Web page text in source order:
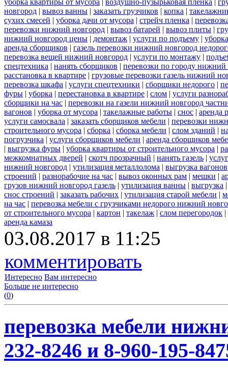
новгород | вывоз ванны | заказать грузчиков | копка |
сухих смесей | уборка дачи от мусора | стрейч пленка |
перевозки нижний новгород | вывоз батарей | вывоз плиты |
нижний новгород цены | демонтаж | услуги по подъему |
аренда сборщиков | газель перевозки нижний новгород
перевозка вещей нижний новгород | услуги по монтажу |
спецтехника | нанять сборщиков | перевозки по городу нижний
расстановка в квартире | грузовые перевозки газель нижний
перевозка шкафа | услуги спецтехники | сборщики недорого |
фуры | уборка | перестановка в квартире | слом | услуги
сборщики на час | перевозки на газели нижний новгород
вагонов | уборка от мусора | такелажные работы | снос | аренда
услуги самосвала | заказать сборщиков мебели | перевозки
строительного мусора | сборка | сборка мебели | слом зданий |
погрузчика | услуги сборщиков мебели | аренда сборщиков
| выгрузка фуры | уборка квартиры от строительного мусора |
межкомнатных дверей | скотч прозрачный | нанять газель |
нижний новгород | утилизация металлолома | выгрузка вагонов
строений | разнорабочие на час | вывоз оконных рам | мешки |
грузов нижний новгород газель | утилизация ванны | выгрузка
снос строений | заказать рабочих | утилизация старой мебели |
на час | перевозка мебели с грузчиками недорого нижний
от строительного мусора | картон | такелаж | слом перегородок |
аренда камаза
03.08.2017 в 11:25
комментировать
Интересно Вам интересно
Больше не интересно
(0)
перевозка мебели
232-8246 и 8-960-195-